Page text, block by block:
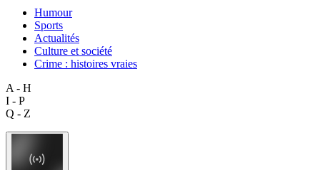
Humour
Sports
Actualités
Culture et société
Crime : histoires vraies
A - H
I - P
Q - Z